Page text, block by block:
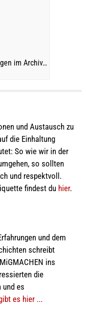
im Archiv…
und Austausch zu
die Einhaltung
So wie wir in der
so sollten
und respektvoll.
findest du hier.
und dem
schreibt
ins
die
es
es hier ...